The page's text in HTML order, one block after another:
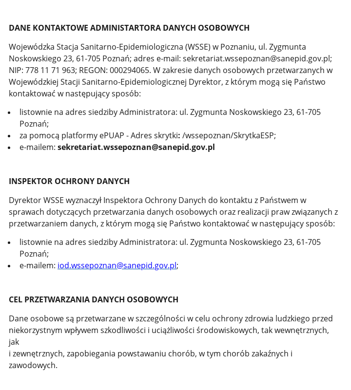
DANE KONTAKTOWE ADMINISTARTORA DANYCH OSOBOWYCH
Wojewódzka Stacja Sanitarno-Epidemiologiczna (WSSE) w Poznaniu, ul. Zygmunta
Noskowskiego 23, 61-705 Poznań; adres e-mail: sekretariat.wssepoznan@sanepid.gov.pl;
NIP: 778 11 71 963; REGON: 000294065. W zakresie danych osobowych przetwarzanych w
Wojewódzkiej Stacji Sanitarno-Epidemiologicznej Dyrektor, z którym mogą się Państwo
kontaktować w następujący sposób:
listownie na adres siedziby Administratora: ul. Zygmunta Noskowskiego 23, 61-705
Poznań;
za pomocą platformy ePUAP - Adres skrytki: /wssepoznan/SkrytkaESP;
e-mailem:sekretariat.wssepoznan@sanepid.gov.pl
INSPEKTOR OCHRONY DANYCH
Dyrektor WSSE wyznaczył Inspektora Ochrony Danych do kontaktu z Państwem w
sprawach dotyczących przetwarzania danych osobowych oraz realizacji praw związanych z
przetwarzaniem danych, z którym mogą się Państwo kontaktować w następujący sposób:
listownie na adres siedziby Administratora: ul. Zygmunta Noskowskiego 23, 61-705
Poznań;
e-mailem: iod.wssepoznan@sanepid.gov.pl;
CEL PRZETWARZANIA DANYCH OSOBOWYCH
Dane osobowe są przetwarzane w szczególności w celu ochrony zdrowia ludzkiego przed
niekorzystnym wpływem szkodliwości i uciążliwości środowiskowych, tak wewnętrznych,
jak
i zewnętrznych, zapobiegania powstawaniu chorób, w tym chorób zakaźnych i
zawodowych.